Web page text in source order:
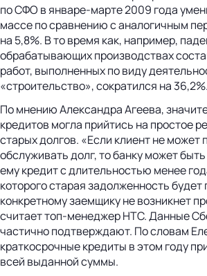
по СФО в январе-марте 2009 года
массе по сравнению с аналогичным
на 5,8%. В то время как, например,
обрабатывающих производствах
работ, выполненных по виду
«строительство», сократился на 36,2%.
По мнению Александра Агеева,
кредитов могла прийтись на простое
старых долгов. «Если клиент не может
обслуживать долг, то банку может
ему кредит с длительностью менее
которого старая задолженность будет
конкретному заемщику не возникнет
считает топ-менеджер НТС. Данные
частично подтверждают. По словам
краткосрочные кредиты в этом году
всей выданной суммы.